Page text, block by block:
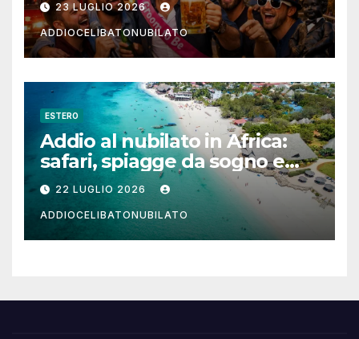
indimenticabile
23 LUGLIO 2026
ADDIOCELIBATONUBILATO
ESTERO
Addio al nubilato in Africa:
safari, spiagge da sogno e
città magiche
22 LUGLIO 2026
ADDIOCELIBATONUBILATO